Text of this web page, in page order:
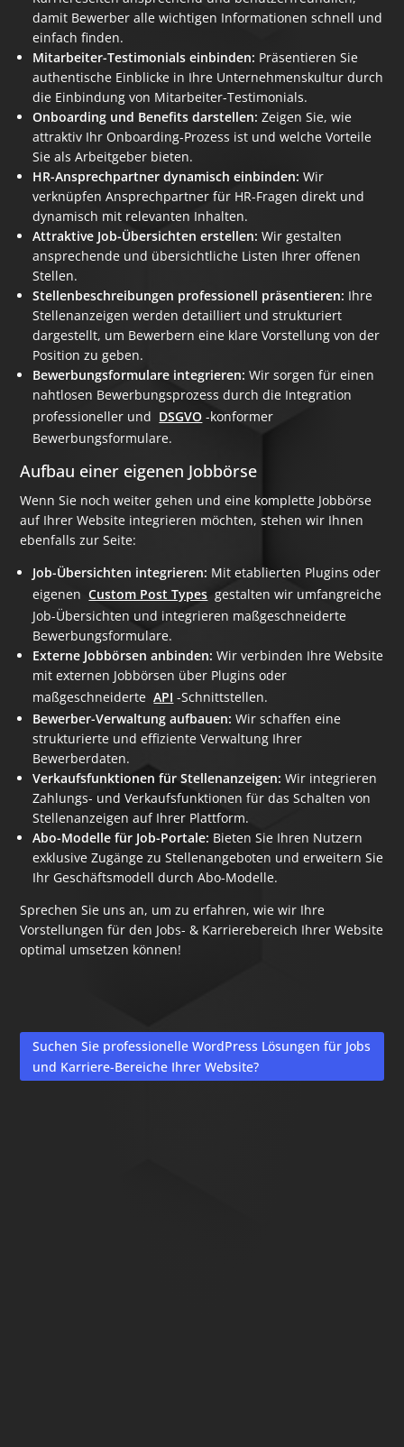
damit Bewerber alle wichtigen Informationen schnell und
einfach finden.
Mitarbeiter-Testimonials einbinden: Präsentieren Sie
authentische Einblicke in Ihre Unternehmenskultur durch
die Einbindung von Mitarbeiter-Testimonials.
Onboarding und Benefits darstellen: Zeigen Sie, wie
attraktiv Ihr Onboarding-Prozess ist und welche Vorteile
Sie als Arbeitgeber bieten.
HR-Ansprechpartner dynamisch einbinden: Wir
verknüpfen Ansprechpartner für HR-Fragen direkt und
dynamisch mit relevanten Inhalten.
Attraktive Job-Übersichten erstellen: Wir gestalten
ansprechende und übersichtliche Listen Ihrer offenen
Stellen.
Stellenbeschreibungen professionell präsentieren: Ihre
Stellenanzeigen werden detailliert und strukturiert
dargestellt, um Bewerbern eine klare Vorstellung von der
Position zu geben.
Bewerbungsformulare integrieren: Wir sorgen für einen
nahtlosen Bewerbungsprozess durch die Integration
professioneller und DSGVO -konformer
Bewerbungsformulare.
Aufbau einer eigenen Jobbörse
Wenn Sie noch weiter gehen und eine komplette Jobbörse
auf Ihrer Website integrieren möchten, stehen wir Ihnen
ebenfalls zur Seite:
Job-Übersichten integrieren: Mit etablierten Plugins oder
eigenen Custom Post Types gestalten wir umfangreiche
Job-Übersichten und integrieren maßgeschneiderte
Bewerbungsformulare.
Externe Jobbörsen anbinden: Wir verbinden Ihre Website
mit externen Jobbörsen über Plugins oder
maßgeschneiderte API -Schnittstellen.
Bewerber-Verwaltung aufbauen: Wir schaffen eine
strukturierte und effiziente Verwaltung Ihrer
Bewerberdaten.
Verkaufsfunktionen für Stellenanzeigen: Wir integrieren
Zahlungs- und Verkaufsfunktionen für das Schalten von
Stellenanzeigen auf Ihrer Plattform.
Abo-Modelle für Job-Portale: Bieten Sie Ihren Nutzern
exklusive Zugänge zu Stellenangeboten und erweitern Sie
Ihr Geschäftsmodell durch Abo-Modelle.
Sprechen Sie uns an, um zu erfahren, wie wir Ihre
Vorstellungen für den Jobs- & Karrierebereich Ihrer Website
optimal umsetzen können!
Suchen Sie professionelle WordPress Lösungen für Jobs
und Karriere-Bereiche Ihrer Website?